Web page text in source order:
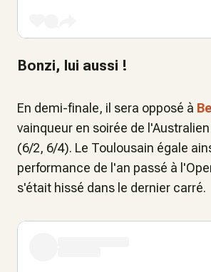
Bonzi, lui aussi !
En demi-finale, il sera opposé à
vainqueur en soirée de
(6/2, 6/4). Le Toulousain égale
performance de l'an passé à
s'était hissé dans le dernier carré.